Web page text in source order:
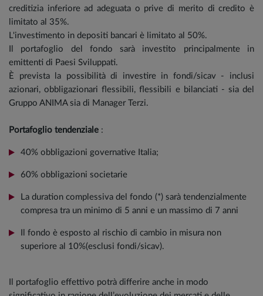
creditizia inferiore ad adeguata o prive di merito di credito è
limitato al 35%.
L'investimento in depositi bancari è limitato al 50%.
Il portafoglio del fondo sarà investito principalmente in
emittenti di Paesi Sviluppati.
È prevista la possibilità di investire in fondi/sicav - inclusi
azionari, obbligazionari flessibili, flessibili e bilanciati - sia del
Gruppo ANIMA sia di Manager Terzi.
Portafoglio tendenziale :
40% obbligazioni governative Italia;
60% obbligazioni societarie
La duration complessiva del fondo (*) sarà tendenzialmente
compresa tra un minimo di 5 anni e un massimo di 7 anni
Il fondo è esposto al rischio di cambio in misura non
superiore al 10%(esclusi fondi/sicav).
Il portafoglio effettivo potrà differire anche in modo